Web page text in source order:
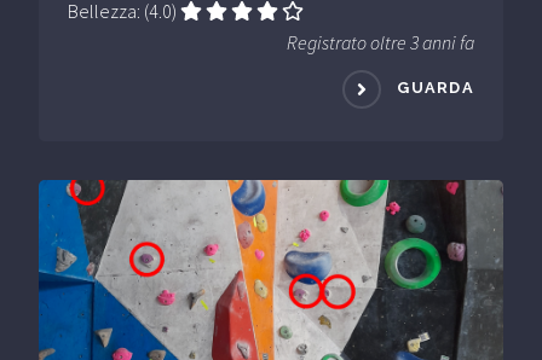
Bellezza: (4.0)
Registrato oltre 3 anni fa
GUARDA